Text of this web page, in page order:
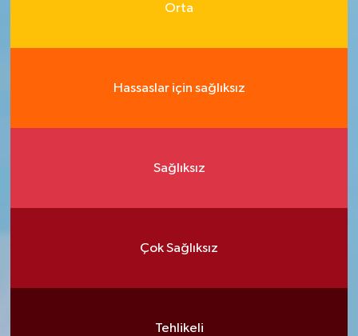
Orta
Hassaslar için sağlıksız
Sağlıksız
Çok Sağlıksız
Tehlikeli